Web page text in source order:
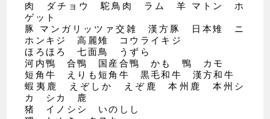
肉 ダチョウ 駝鳥肉 ラム 羊 マトン ホ
ゲット
豚 マンガリッツァ交雑 漢方豚 日本雉 ニ
ホンキジ 高麗雉 コウライキジ
ほろほろ 七面鳥 うずら
河内鴨 合鴨 国産合鴨 かも 鴨 カモ
短角牛 えりも短角牛 黒毛和牛 漢方和牛
蝦夷鹿 えぞしか えぞ鹿 本州鹿 本州シ
カ シカ 鹿
猪 イノシシ いのしし